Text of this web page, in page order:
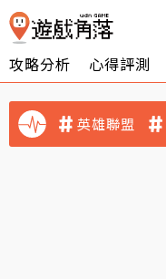
攻略分析 心得評測
英雄聯盟